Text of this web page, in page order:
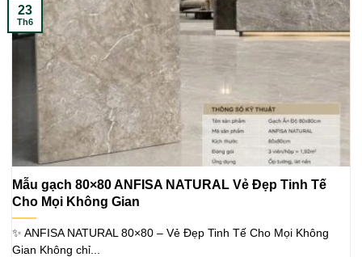
Mẫu gạch 80×80 ANFISA NATURAL Vẻ Đẹp Tinh Tế
Cho Mọi Không Gian
✨ ANFISA NATURAL 80×80 – Vẻ Đẹp Tinh Tế Cho Mọi Không
Gian Không chỉ...
23
Th6